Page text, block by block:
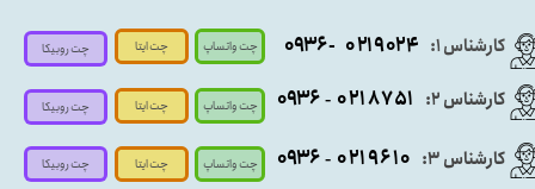
کارشناس ۱: ۰۲۱۹۰۲۴ - ۰۹۳۶
کارشناس ۳: ۰۲۱۹۶۱۰ -۰۹۳۶
کارشناس ۲: ۰۲۱۸۷۵۱ - ۰۹۳۶
چت واتساپ
چت واتساپ
چت واتساپ
چت ایتا
چت ایتا
چت ایتا
چت روبیکا
چت روبیکا
چت روبیکا